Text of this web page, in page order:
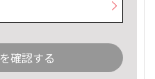
確認する